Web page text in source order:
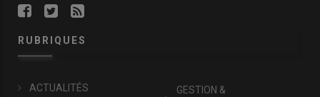
RUBRIQUES
ACTUALITÉS
GESTION &